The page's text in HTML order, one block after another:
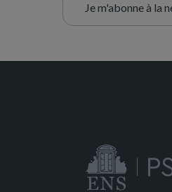
Je m'abonne à la